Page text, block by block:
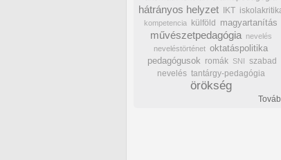
hátrányos helyzet IKT
kompetencia külföld magyartanítás
művészetpedagógia
nevelés
neveléstörténet oktatáspolitika
pedagógusok romák SNI szabad
nevelés tantárgy-pedagógia
örökség